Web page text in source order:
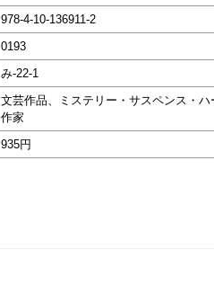
978-4-10-136911-2
0193
み-22-1
文芸作品、ミステリー・サスペンス・
作家
935円